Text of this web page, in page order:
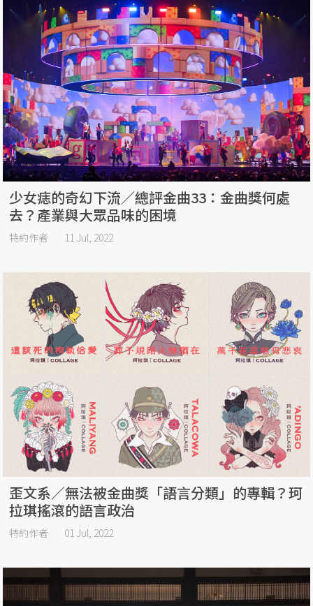
少女痣的奇幻下流／總評金曲33：金曲獎何處
去？產業與大眾品味的困境
特約作者 11 Jul, 2022
歪文系／無法被金曲獎「語言分類」的專輯？珂
拉琪搖滾的語言政治
特約作者 01 Jul, 2022